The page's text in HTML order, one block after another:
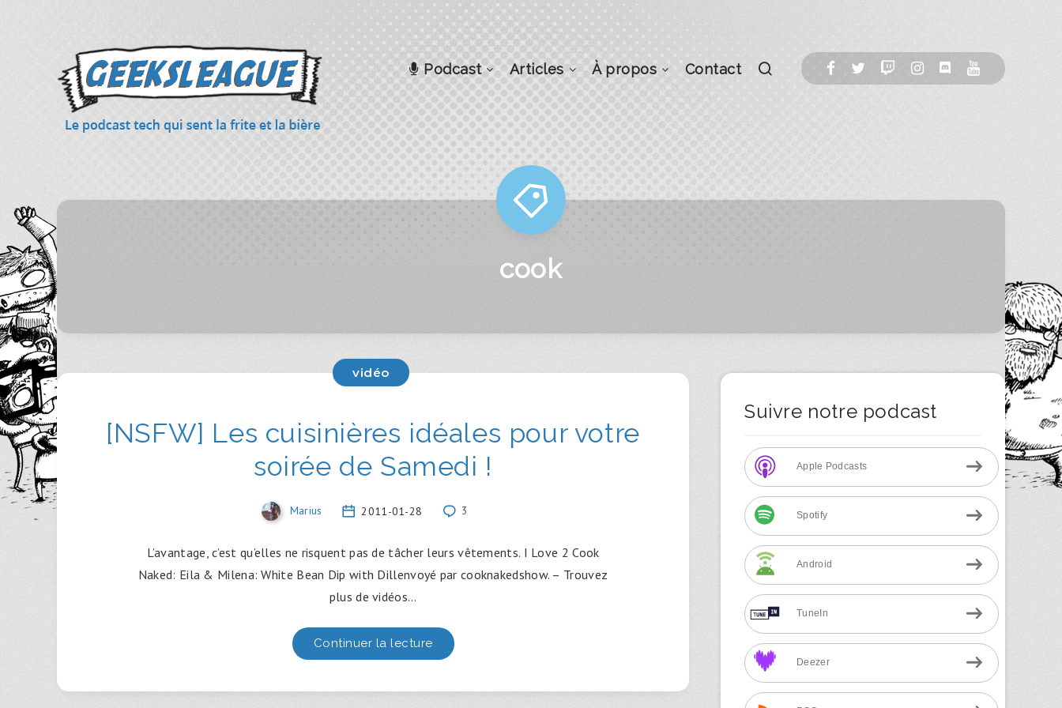
Podcast Articles À propos Contact
cook
vidéo
[NSFW] Les cuisinières idéales pour votre
soirée de Samedi !
Marius 2011-01-28 3
L’avantage, c’est qu’elles ne risquent pas de tâcher leurs vêtements. I Love 2 Cook
Naked: Eila & Milena: White Bean Dip with Dillenvoyé par cooknakedshow. – Trouvez
plus de vidéos…
Continuer la lecture
Suivre notre podcast
Apple Podcasts
Spotify
Android
TuneIn
Deezer